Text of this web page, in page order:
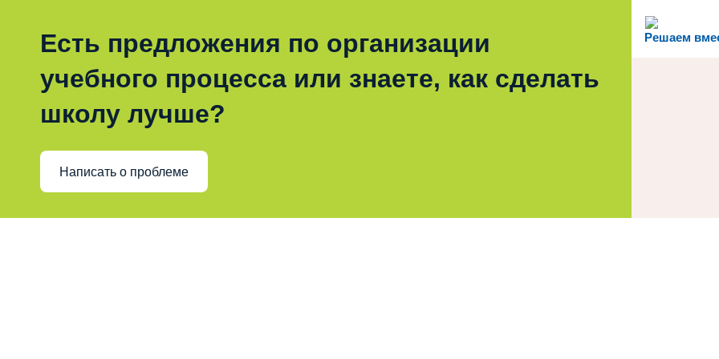
Решаем
Есть предложения по организации
учебного процесса или знаете, как сделать
школу лучше?
Написать о проблеме